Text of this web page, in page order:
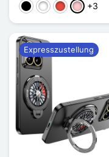
Schwarz
WeißRot Pink+3
Expresszustellung